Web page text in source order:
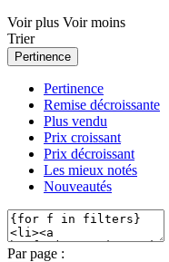
Voir plus Voir moins
Trier
Pertinence
Pertinence
Remise décroissante
Plus vendu
Prix croissant
Prix décroissant
Les mieux notés
Nouveautés
Par page :